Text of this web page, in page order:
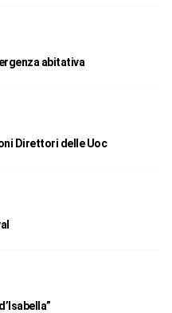
abitativa
Direttori delle Uoc